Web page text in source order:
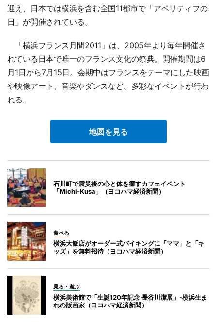
迎え、日本では横浜を含む全国11都市で「アペリティフの
日」が開催されている。
「横浜フランス月間2011」は、2005年より毎年開催さ
れている日本で唯一のフランス文化の祭典。開催期間は6
月1日から7月15日。会期中はフランスをテーマにした映画
や映像アート、音楽やダンスなど、多彩なイベントが行わ
れる。
地図を見る
石川町で震災後の心と体を癒すカフェイベント
「Michi-Kusa」（ヨコハマ経済新聞）
食べる
横浜大飯店がオーダー式バイキングに「ママ」と「キ
ッズ」を無料招待（ヨコハマ経済新聞）
見る・遊ぶ
横浜美術館で「生誕120年記念 長谷川潔展」-横浜生ま
れの版画家（ヨコハマ経済新聞）